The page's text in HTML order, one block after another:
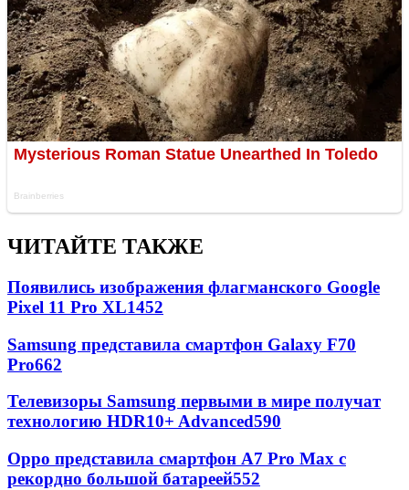
ЧИТАЙТЕ ТАКЖЕ
Появились изображения флагманского Google
Pixel 11 Pro XL1452
Samsung представила смартфон Galaxy F70
Pro662
Телевизоры Samsung первыми в мире получат
технологию HDR10+ Advanced590
Oppo представила смартфон A7 Pro Max с
рекордно большой батареей552